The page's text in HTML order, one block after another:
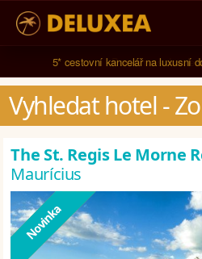
5* cestovní kancelář na luxusní
Vyhledat hotel -
The St. Regis Le Morne
Maurícius